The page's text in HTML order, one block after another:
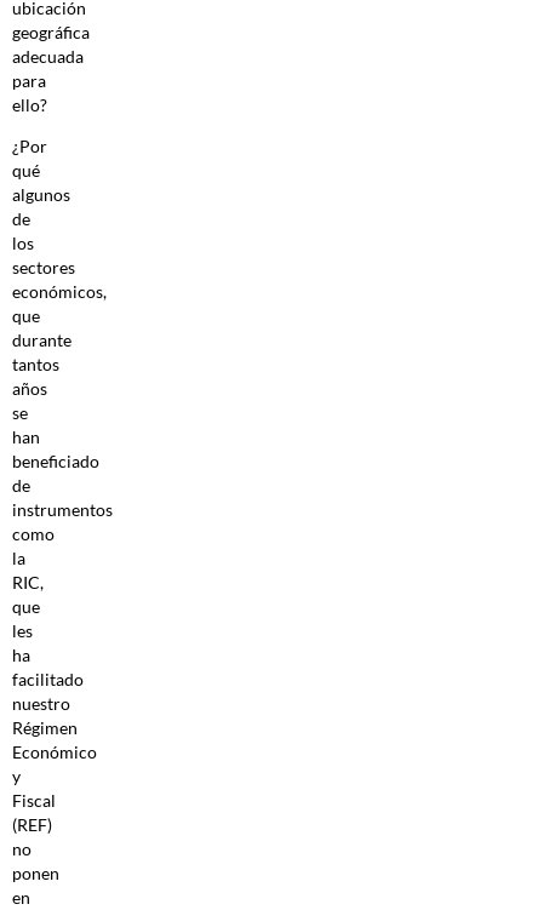
ubicación
geográfica
adecuada
para
ello?
¿Por
qué
algunos
de
los
sectores
económicos,
que
durante
tantos
años
se
han
beneficiado
de
instrumentos
como
la
RIC,
que
les
ha
facilitado
nuestro
Régimen
Económico
y
Fiscal
(REF)
no
ponen
en